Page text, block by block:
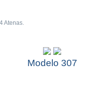
Atenas.
Modelo 307